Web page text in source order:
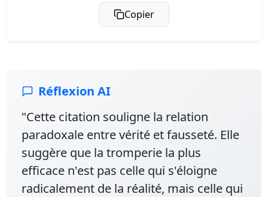
Copier
Réflexion AI
"Cette citation souligne la relation
paradoxale entre vérité et fausseté. Elle
suggère que la tromperie la plus
efficace n'est pas celle qui s'éloigne
radicalement de la réalité, mais celle qui